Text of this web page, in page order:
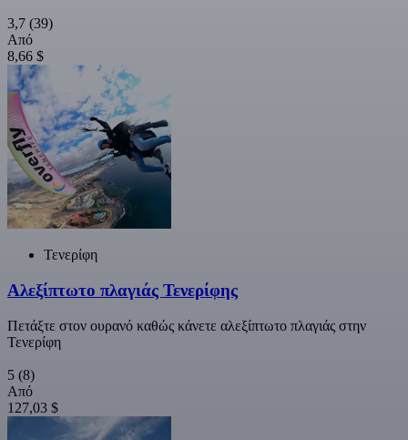
3,7 (39)
Από
8,66 $
Τενερίφη
Αλεξίπτωτο πλαγιάς Τενερίφης
Πετάξτε στον ουρανό καθώς κάνετε αλεξίπτωτο πλαγιάς στην
Τενερίφη
5 (8)
Από
127,03 $